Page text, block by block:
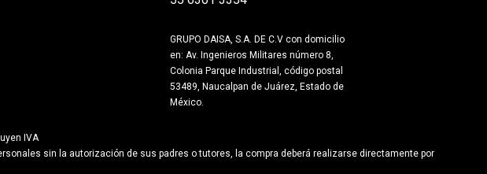
GRUPO DAISA, S.A. DE C.V con domicilio
en:Av. Ingenieros Militares número 8,
Colonia Parque Industrial, código postal
53489, Naucalpan de Juárez, Estado de
México.
IVA
sin la autorización de sus padres o tutores, la compra deberá realizarse directamente por